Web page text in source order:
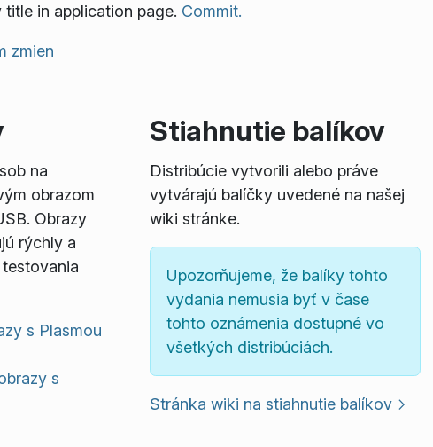
title in application page. Commit.
zmien
na
obrazom
Obrazy
rýchly a
s Plasmou
s
Stiahnutie balíkov
Distribúcie vytvorili alebo práve
vytvárajú balíčky uvedené na našej
wiki stránke.
Upozorňujeme, že balíky tohto
vydania nemusia byť v čase
tohto oznámenia dostupné vo
všetkých distribúciách.
Stránka wiki na stiahnutie balíkov